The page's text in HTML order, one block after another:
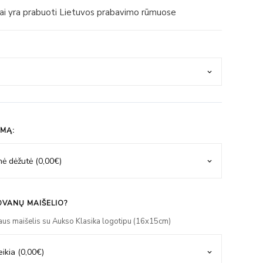
yra prabuoti Lietuvos prabavimo rūmuose
MAIŠELIO?
maišelis su Aukso Klasika logotipu (16x15cm)